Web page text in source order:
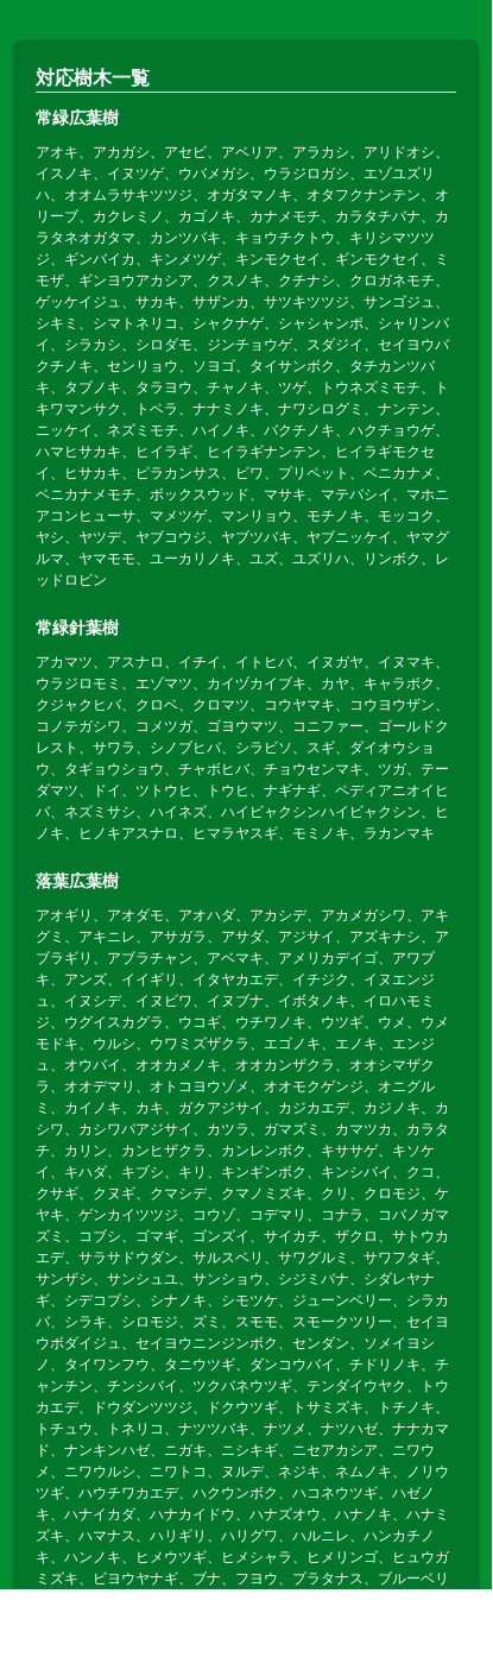
対応樹木一覧
常緑広葉樹
アオキ、アカガシ、アセビ、アベリア、アラカシ、アリドオシ、
イスノキ、イヌツゲ、ウバメガシ、ウラジロガシ、エゾユズリ
ハ、オオムラサキツツジ、オガタマノキ、オタフクナンテン、オ
リーブ、カクレミノ、カゴノキ、カナメモチ、カラタチバナ、カ
ラタネオガタマ、カンツバキ、キョウチクトウ、キリシマツツ
ジ、ギンバイカ、キンメツゲ、キンモクセイ、ギンモクセイ、ミ
モザ、ギンヨウアカシア、クスノキ、クチナシ、クロガネモチ、
ゲッケイジュ、サカキ、サザンカ、サツキツツジ、サンゴジュ、
シキミ、シマトネリコ、シャクナゲ、シャシャンポ、シャリンバ
イ、シラカシ、シロダモ、ジンチョウゲ、スダジイ、セイヨウバ
クチノキ、センリョウ、ソヨゴ、タイサンボク、タチカンツバ
キ、タブノキ、タラヨウ、チャノキ、ツゲ、トウネズミモチ、ト
キワマンサク、トベラ、ナナミノキ、ナワシログミ、ナンテン、
ニッケイ、ネズミモチ、ハイノキ、バクチノキ、ハクチョウゲ、
ハマヒサカキ、ヒイラギ、ヒイラギナンテン、ヒイラギモクセ
イ、ヒサカキ、ピラカンサス、ビワ、プリペット、ベニカナメ、
ベニカナメモチ、ボックスウッド、マサキ、マテバシイ、マホニ
アコンヒューサ、マメツゲ、マンリョウ、モチノキ、モッコク、
ヤシ、ヤツデ、ヤブコウジ、ヤブツバキ、ヤブニッケイ、ヤマグ
ルマ、ヤマモモ、ユーカリノキ、ユズ、ユズリハ、リンボク、レ
ッドロビン
常緑針葉樹
アカマツ、アスナロ、イチイ、イトヒバ、イヌガヤ、イヌマキ、
ウラジロモミ、エゾマツ、カイヅカイブキ、カヤ、キャラボク、
クジャクヒバ、クロベ、クロマツ、コウヤマキ、コウヨウザン、
コノテガシワ、コメツガ、ゴヨウマツ、コニファー、ゴールドク
レスト、サワラ、シノブヒバ、シラビソ、スギ、ダイオウショ
ウ、タギョウショウ、チャボヒバ、チョウセンマキ、ツガ、テー
ダマツ、ドイ、ツトウヒ、トウヒ、ナギナギ、ペディアニオイヒ
バ、ネズミサシ、ハイネズ、ハイビャクシンハイビャクシン、ヒ
ノキ、ヒノキアスナロ、ヒマラヤスギ、モミノキ、ラカンマキ
落葉広葉樹
アオギリ、アオダモ、アオハダ、アカシデ、アカメガシワ、アキ
グミ、アキニレ、アサガラ、アサダ、アジサイ、アズキナシ、ア
ブラギリ、アブラチャン、アベマキ、アメリカデイゴ、アワブ
キ、アンズ、イイギリ、イタヤカエデ、イチジク、イヌエンジ
ュ、イヌシデ、イヌビワ、イヌブナ、イボタノキ、イロハモミ
ジ、ウグイスカグラ、ウコギ、ウチワノキ、ウツギ、ウメ、ウメ
モドキ、ウルシ、ウワミズザクラ、エゴノキ、エノキ、エンジ
ュ、オウバイ、オオカメノキ、オオカンザクラ、オオシマザク
ラ、オオデマリ、オトコヨウゾメ、オオモクゲンジ、オニグル
ミ、カイノキ、カキ、ガクアジサイ、カジカエデ、カジノキ、カ
シワ、カシワバアジサイ、カツラ、ガマズミ、カマツカ、カラタ
チ、カリン、カンヒザクラ、カンレンボク、キササゲ、キソケ
イ、キハダ、キブシ、キリ、キンギンボク、キンシバイ、クコ、
クサギ、クヌギ、クマシデ、クマノミズキ、クリ、クロモジ、ケ
ヤキ、ゲンカイツツジ、コウゾ、コデマリ、コナラ、コバノガマ
ズミ、コブシ、ゴマギ、ゴンズイ、サイカチ、ザクロ、サトウカ
エデ、サラサドウダン、サルスベリ、サワグルミ、サワフタギ、
サンザシ、サンシュユ、サンショウ、シジミバナ、シダレヤナ
ギ、シデコブシ、シナノキ、シモツケ、ジューンベリー、シラカ
バ、シラキ、シロモジ、ズミ、スモモ、スモークツリー、セイヨ
ウボダイジュ、セイヨウニンジンボク、センダン、ソメイヨシ
ノ、タイワンフウ、タニウツギ、ダンコウバイ、チドリノキ、チ
ャンチン、チンシバイ、ツクバネウツギ、テンダイウヤク、トウ
カエデ、ドウダンツツジ、ドクウツギ、トサミズキ、トチノキ、
トチュウ、トネリコ、ナツツバキ、ナツメ、ナツハゼ、ナナカマ
ド、ナンキンハゼ、ニガキ、ニシキギ、ニセアカシア、ニワウ
メ、ニワウルシ、ニワトコ、ヌルデ、ネジキ、ネムノキ、ノリウ
ツギ、ハウチワカエデ、ハクウンボク、ハコネウツギ、ハゼノ
キ、ハナイカダ、ハナカイドウ、ハナズオウ、ハナノキ、ハナミ
ズキ、ハマナス、ハリギリ、ハリグワ、ハルニレ、ハンカチノ
キ、ハンノキ、ヒメウツギ、ヒメシャラ、ヒメリンゴ、ヒュウガ
ミズキ、ビヨウヤナギ、ブナ、フヨウ、プラタナス、ブルーベリ